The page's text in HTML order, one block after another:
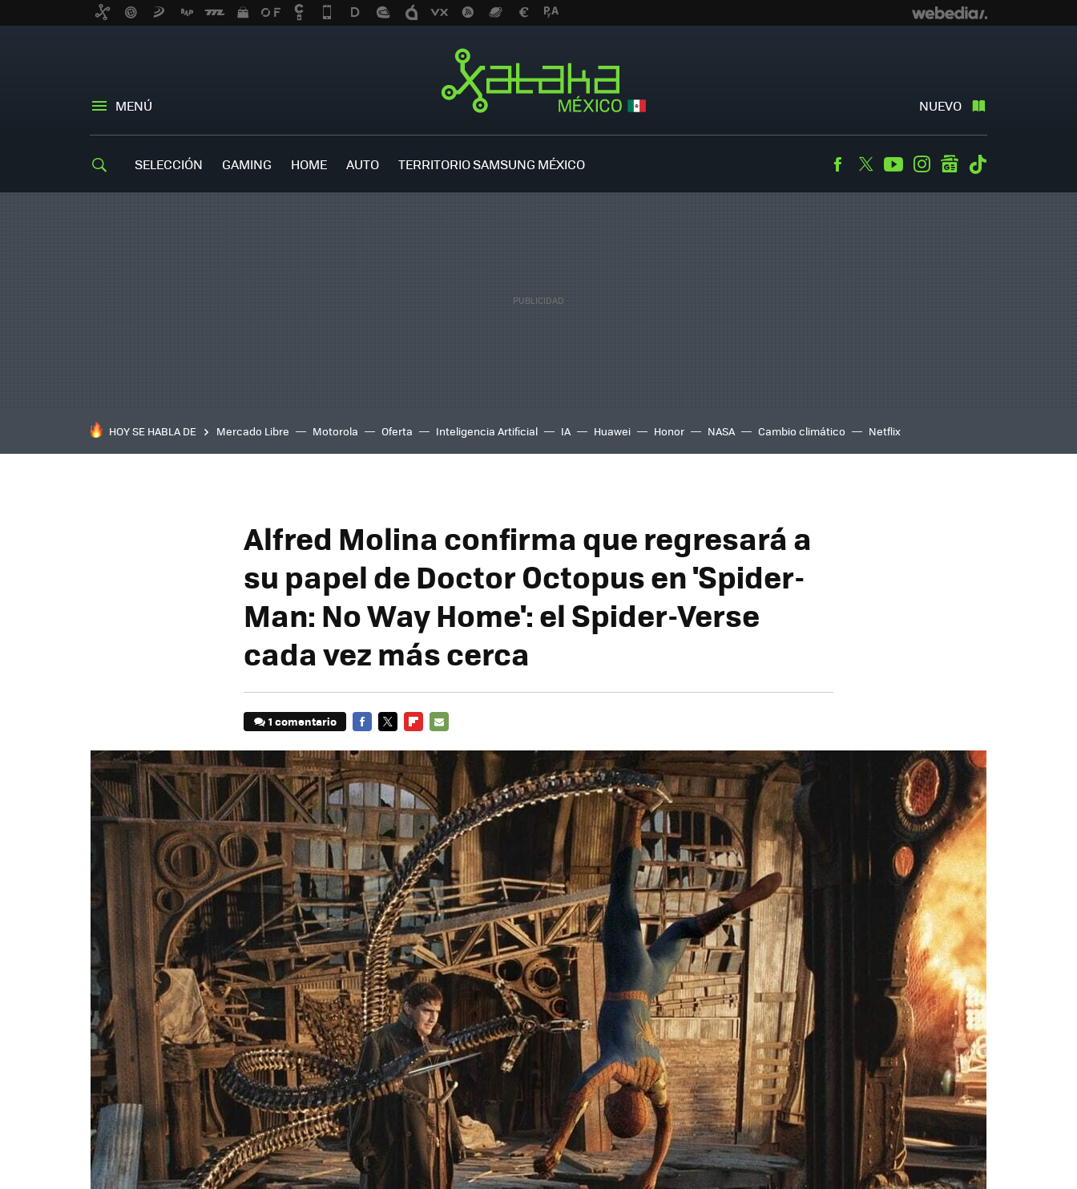
MENÚ NUEVO
SELECCIÓN GAMING HOME AUTO TERRITORIO SAMSUNG MÉXICO Facebook
TwitterYoutubeInstagramgooglenews
HOY SE HABLA DE Mercado Libre Motorola Oferta Inteligencia Artificial IA Huawei Honor NASA Cambio climático Netflix
Alfred Molina confirma que regresará a
su papel de Doctor Octopus en 'Spider-
Man: No Way Home': el Spider-Verse
cada vez más cerca
1 comentario
MAIL